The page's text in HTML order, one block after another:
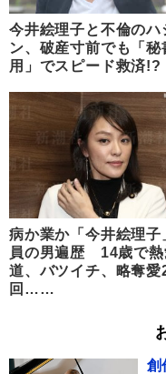
今井絵理子と不倫のハ
ン、破産寸前でも「秘
用」でスピード救済!?
病か業か「今井絵理子
員の男遍歴 14歳で熱
道、バツイチ、略奪愛
回……
創